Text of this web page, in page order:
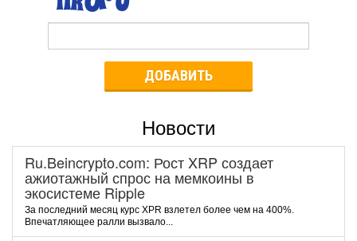
ДОБАВИТЬ
Новости
Ru.Beincrypto.com: Рост XRP создает
ажиотажный спрос на мемкоины в
экосистеме Ripple
За последний месяц курс XPR взлетел более чем на 400%.
Впечатляющее ралли вызвало...